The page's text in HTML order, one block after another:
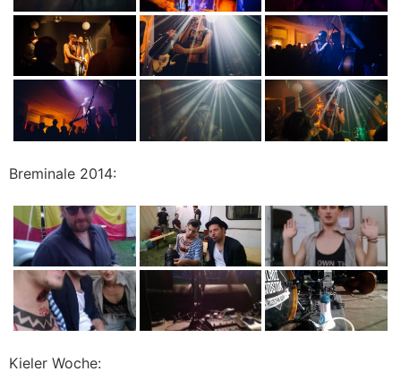
Breminale 2014:
Kieler Woche: